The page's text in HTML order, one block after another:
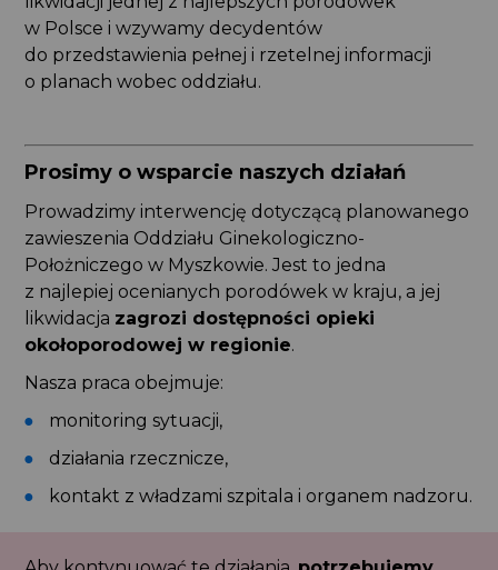
w Polsce i wzywamy decydentów
do przedstawienia pełnej i rzetelnej informacji
o planach wobec oddziału.
Prosimy o wsparcie naszych działań
Prowadzimy interwencję dotyczącą planowanego
zawieszenia Oddziału Ginekologiczno-
Położniczego w Myszkowie. Jest to jedna
z najlepiej ocenianych porodówek w kraju, a jej
likwidacja zagrozi dostępności opieki
okołoporodowej w regionie.
Nasza praca obejmuje:
monitoring sytuacji,
działania rzecznicze,
kontakt z władzami szpitala i organem nadzoru.